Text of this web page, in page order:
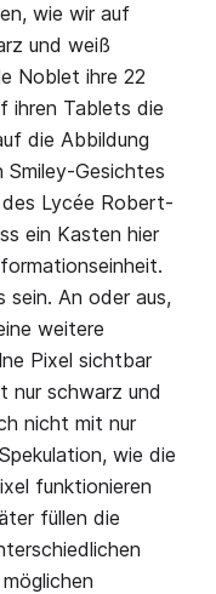
wie wir auf
und weiß
Noblet ihre 22
ihren Tablets die
die Abbildung
Gesichtes
Lycée Robert-
ein Kasten hier
sein. An oder aus,
weitere
Pixel sichtbar
nur schwarz und
nicht mit nur
wie die
funktionieren
füllen die